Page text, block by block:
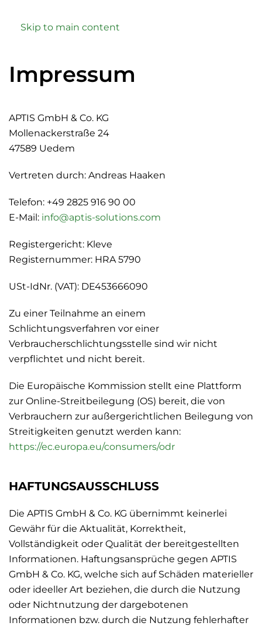
Skip to main content
Impressum
APTIS GmbH & Co. KG
Mollenackerstraße 24
47589 Uedem
Vertreten durch: Andreas Haaken
Telefon: +49 2825 916 90 00
E-Mail: info@aptis-solutions.com
Registergericht: Kleve
Registernummer: HRA 5790
USt-IdNr. (VAT): DE453666090
Zu einer Teilnahme an einem
Schlichtungsverfahren vor einer
Verbraucherschlichtungsstelle sind wir nicht
verpflichtet und nicht bereit.
Die Europäische Kommission stellt eine Plattform
zur Online-Streitbeilegung (OS) bereit, die von
Verbrauchern zur außergerichtlichen Beilegung von
Streitigkeiten genutzt werden kann:
https://ec.europa.eu/consumers/odr
HAFTUNGSAUSSCHLUSS
Die APTIS GmbH & Co. KG übernimmt keinerlei
Gewähr für die Aktualität, Korrektheit,
Vollständigkeit oder Qualität der bereitgestellten
Informationen. Haftungsansprüche gegen APTIS
GmbH & Co. KG, welche sich auf Schäden materieller
oder ideeller Art beziehen, die durch die Nutzung
oder Nichtnutzung der dargebotenen
Informationen bzw. durch die Nutzung fehlerhafter